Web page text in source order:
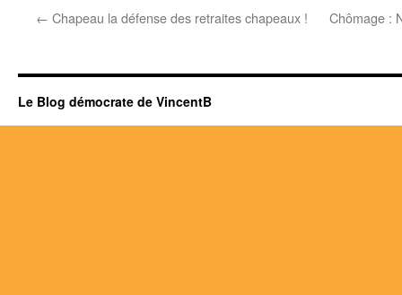
← Chapeau la défense des retraites chapeaux ! Chômage :
Le Blog démocrate de VincentB